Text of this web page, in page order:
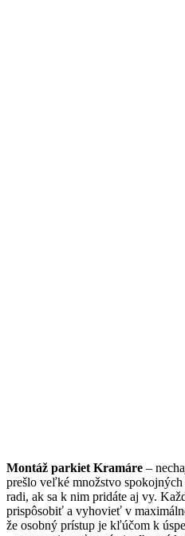
Montáž parkiet Kramáre –
prešlo veľké množstvo
radi, ak sa k nim pridáte aj vy.
prispôsobiť a vyhovieť v
že osobný prístup je kľúčom k